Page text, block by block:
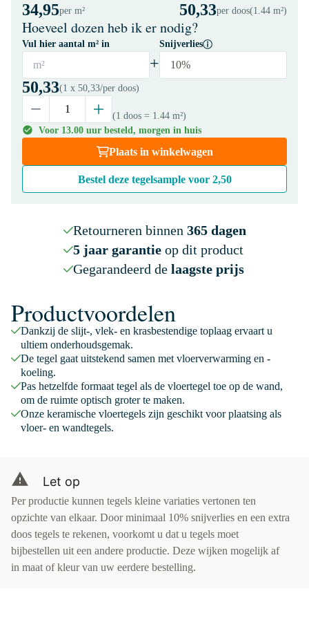
34,95per m² 50,33per doos(1.44 m²)
Hoeveel dozen heb ik er nodig?
Vul hier aantal m² in
m² +
Snijverlies
10%
50,33(1 x 50,33/per doos)
(1 doos = 1.44 m²)
Voor 13.00 uur besteld, morgen in huis
Plaats in winkelwagen
Bestel deze tegelsample voor 2,50
Retourneren binnen 365 dagen
5 jaar garantieop dit product
Gegarandeerd de laagste prijs
Productvoordelen
Dankzij de slijt-, vlek- en krasbestendige toplaag ervaart u
ultiem onderhoudsgemak.
De tegel gaat uitstekend samen met vloerverwarming en -
koeling.
Pas hetzelfde formaat tegel als de vloertegel toe op de wand,
om de ruimte optisch groter te maken.
Onze keramische vloertegels zijn geschikt voor plaatsing als
vloer- en wandtegels.
Let op
Per productie kunnen tegels kleine variaties vertonen ten
opzichte van elkaar. Door minimaal 10% snijverlies en een extra
doos tegels te rekenen, voorkomt u dat u tegels moet
bijbestellen uit een andere productie. Deze wijken mogelijk af
in maat of kleur van uw eerdere bestelling.